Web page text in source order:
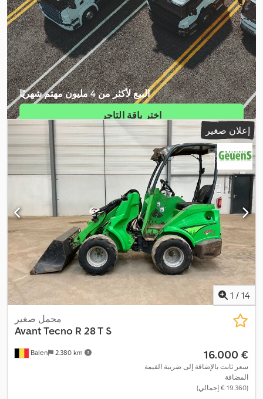
البيع لأكثر من 4 مليون مهتم شهريًا
اختر باقة التاجر
إنشاء إعلان فردي
إعلان صغير
1 / 14
Balen 2.380 km
محمل صغير
Avant Tecno R 28 T S
‏16.000 €
سعر ثابت بالإضافة إلى ضريبة القيمة
المضافة
(‏19.360 € إجمالي)